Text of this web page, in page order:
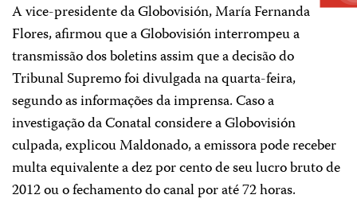
A vice-presidente da Globovisión, María Fernanda
Flores, afirmou que a Globovisión interrompeu a
transmissão dos boletins assim que a decisão do
Tribunal Supremo foi divulgada na quarta-feira,
segundo as informações da imprensa. Caso a
investigação da Conatal considere a Globovisión
culpada, explicou Maldonado, a emissora pode receber
multa equivalente a dez por cento de seu lucro bruto de
2012 ou o fechamento do canal por até 72 horas.